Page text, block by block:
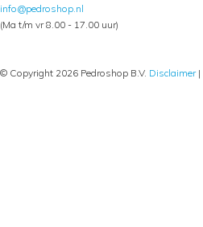
info@pedroshop.nl
(Ma t/m vr 8.00 - 17.00 uur)
© Copyright 2026 Pedroshop B.V. Disclaimer|